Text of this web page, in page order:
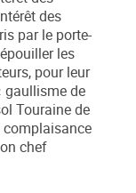
des
par le porte-
les
pour leur
gaullisme de
Touraine de
complaisance
chef